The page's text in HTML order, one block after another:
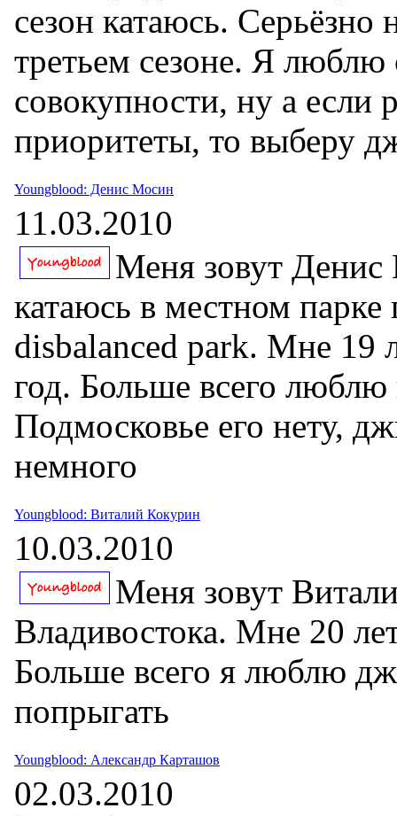
сезон катаюсь. Серьёзно
третьем сезоне. Я люблю
совокупности, ну а если
приоритеты, то выберу
Youngblood: Денис Мосин
11.03.2010
Меня зовут
катаюсь в местном парке
disbalanced park. Мне 19
год. Больше всего люблю
Подмосковье его нету,
немного
Youngblood: Виталий Кокурин
10.03.2010
Меня зовут
Владивостока. Мне 20
Больше всего я люблю
попрыгать
Youngblood: Александр Карташов
02.03.2010